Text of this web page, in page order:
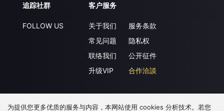
追踪社群
FOLLOW US
客户服务
关于我们
常见问题
联络我们
升级VIP
服务条款
隐私权
公开征件
合作洽談
下载 APP
为提供您更多优质的服务与内容，本网站使用 cookies 分析技术。若您